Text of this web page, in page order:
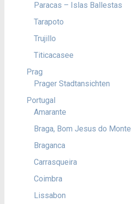
Paracas – Islas Ballestas
Tarapoto
Trujillo
Titicacasee
Prag
Prager Stadtansichten
Portugal
Amarante
Braga, Bom Jesus do Monte
Braganca
Carrasqueira
Coimbra
Lissabon